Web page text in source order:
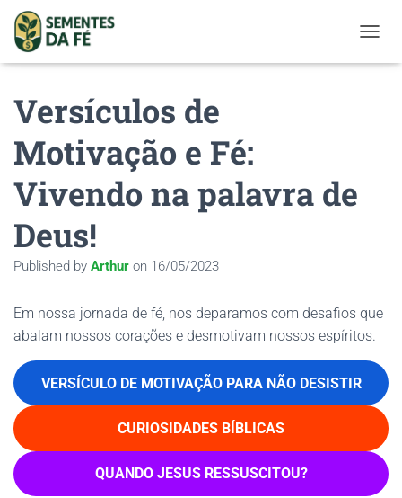
Versículos de
Motivação e Fé:
Vivendo na palavra de
Deus!
Published by Arthur on 16/05/2023
Em nossa jornada de fé, nos deparamos com desafios que
abalam nossos corações e desmotivam nossos espíritos.
VERSÍCULO DE MOTIVAÇÃO PARA NÃO DESISTIR
CURIOSIDADES BÍBLICAS
QUANDO JESUS RESSUSCITOU?